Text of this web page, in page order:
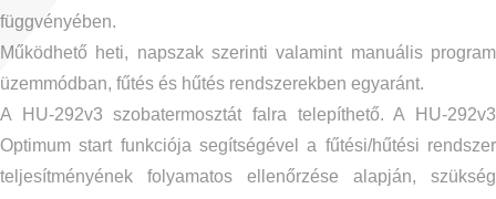
függvényében.
Működhető heti, napszak szerinti valamint manuális program
üzemmódban, fűtés és hűtés rendszerekben egyaránt.
A HU-292v3 szobatermosztát falra telepíthető. A HU-292v3
Optimum start funkciója segítségével a fűtési/hűtési rendszer
teljesítményének folyamatos ellenőrzése alapján, szükség